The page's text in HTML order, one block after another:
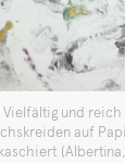
Vielfältig und
auf
kaschiert